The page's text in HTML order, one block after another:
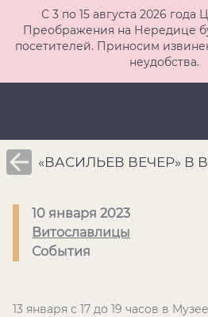
С 3 по 15 августа 2026 года
Преображения на Нередице
посетителей. Приносим
неудобства.
«ВАСИЛЬЕВ ВЕЧЕР» В
10 января 2023
Витославлицы
События
13 января с 17 до 19 часов в